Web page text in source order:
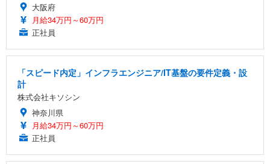
大阪府
月給34万円～60万円
正社員
「スピード内定」インフラエンジニア/IT基盤の要件定義・設
計
株式会社キソシン
神奈川県
月給34万円～60万円
正社員